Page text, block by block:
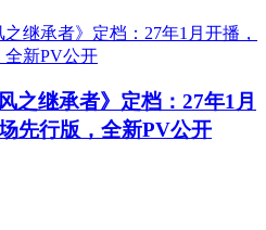
之继承者》定档：27年1月
先行版，全新PV公开